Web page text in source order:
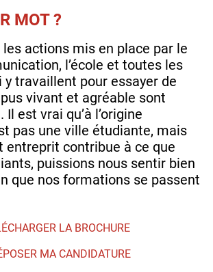
MOT ?
actions mis en place par le
l’école et toutes les
y travaillent pour essayer de
vivant et agréable sont
est vrai qu’à l’origine
pas une ville étudiante, mais
entreprit contribue à ce que
puissions nous sentir bien
que nos formations se passent
LA BROCHURE
MA CANDIDATURE